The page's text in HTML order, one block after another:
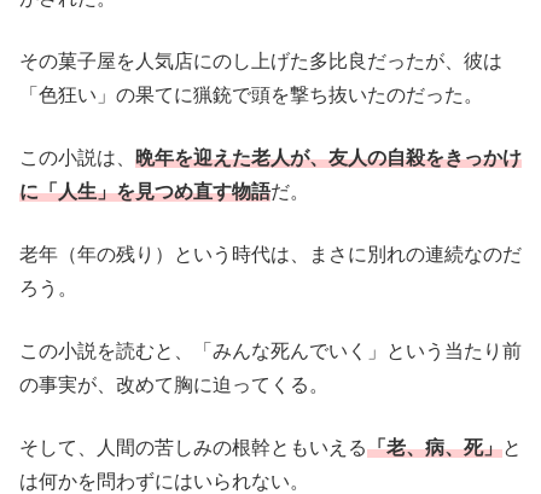
その菓子屋を人気店にのし上げた多比良だったが、彼は
「色狂い」の果てに猟銃で頭を撃ち抜いたのだった。
この小説は、 晩年を迎えた老人が、友人の自殺をきっかけ
に「人生」を見つめ直す物語だ。
老年（年の残り）という時代は、まさに別れの連続なのだ
ろう。
この小説を読むと、「みんな死んでいく」という当たり前
の事実が、改めて胸に迫ってくる。
そして、人間の苦しみの根幹ともいえる「老、病、死」と
は何かを問わずにはいられない。